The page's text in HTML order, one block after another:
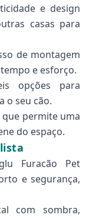
e design
casas para
de montagem
e esforço.
opções para
o seu cão.
permite uma
do espaço.
Furacão Pet
e segurança,
com sombra,